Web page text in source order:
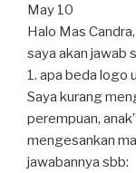
May 10
Halo Mas
saya akan jawab
1. apa beda logo
Saya kurang
perempuan,
mengesankan
jawabannya sbb: